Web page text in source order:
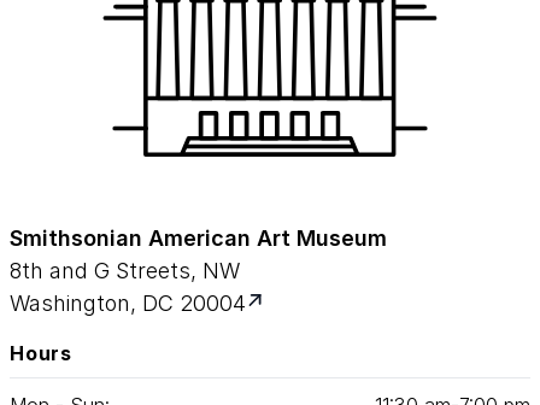
Smithsonian American Art Museum
8th and G Streets, NW
Washington, DC 20004
Hours